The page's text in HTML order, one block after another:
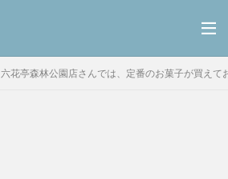
六花亭森林公園店さんでは、定番のお菓子が買えて